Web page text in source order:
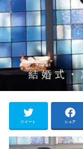
ツイート シェア
動